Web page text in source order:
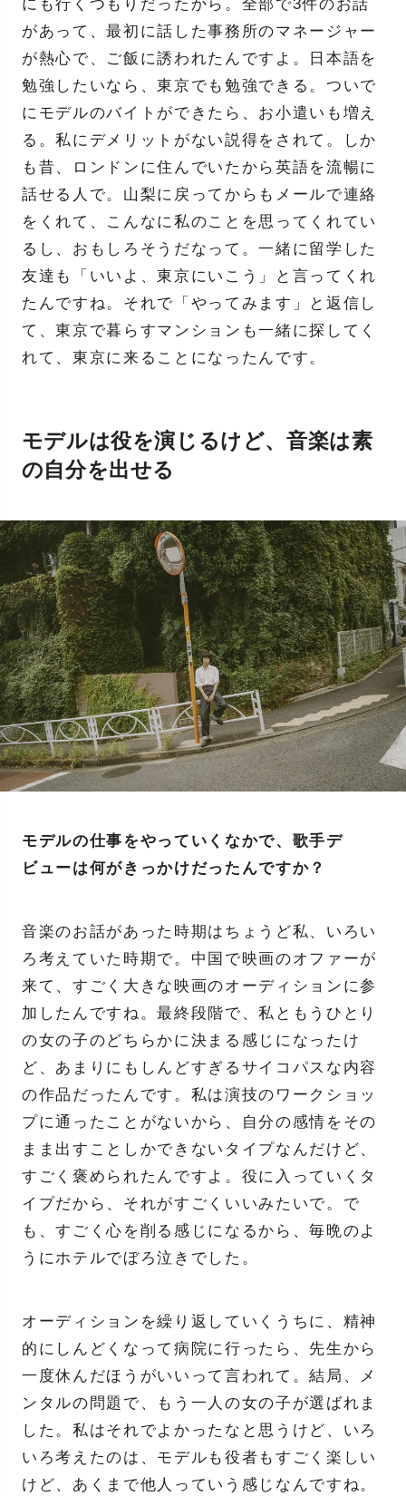
にも行くつもりだったから。全部で3件のお話
があって、最初に話した事務所のマネージャー
が熱心で、ご飯に誘われたんですよ。日本語を
勉強したいなら、東京でも勉強できる。ついで
にモデルのバイトができたら、お小遣いも増え
る。私にデメリットがない説得をされて。しか
も昔、ロンドンに住んでいたから英語を流暢に
話せる人で。山梨に戻ってからもメールで連絡
をくれて、こんなに私のことを思ってくれてい
るし、おもしろそうだなって。一緒に留学した
友達も「いいよ、東京にいこう」と言ってくれ
たんですね。それで「やってみます」と返信し
て、東京で暮らすマンションも一緒に探してく
れて、東京に来ることになったんです。
モデルは役を演じるけど、音楽は素
の自分を出せる
モデルの仕事をやっていくなかで、歌手デ
ビューは何がきっかけだったんですか？
音楽のお話があった時期はちょうど私、いろい
ろ考えていた時期で。中国で映画のオファーが
来て、すごく大きな映画のオーディションに参
加したんですね。最終段階で、私ともうひとり
の女の子のどちらかに決まる感じになったけ
ど、あまりにもしんどすぎるサイコパスな内容
の作品だったんです。私は演技のワークショッ
プに通ったことがないから、自分の感情をその
まま出すことしかできないタイプなんだけど、
すごく褒められたんですよ。役に入っていくタ
イプだから、それがすごくいいみたいで。で
も、すごく心を削る感じになるから、毎晩のよ
うにホテルでぼろ泣きでした。
オーディションを繰り返していくうちに、精神
的にしんどくなって病院に行ったら、先生から
一度休んだほうがいいって言われて。結局、メ
ンタルの問題で、もう一人の女の子が選ばれま
した。私はそれでよかったなと思うけど、いろ
いろ考えたのは、モデルも役者もすごく楽しい
けど、あくまで他人っていう感じなんですね。